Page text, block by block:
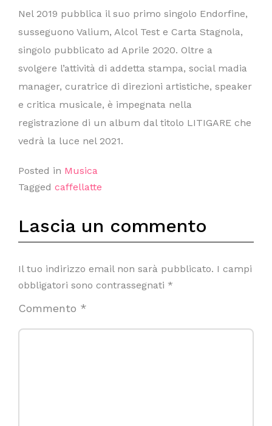
Nel 2019 pubblica il suo primo singolo Endorfine,
susseguono Valium, Alcol Test e Carta Stagnola,
singolo pubblicato ad Aprile 2020. Oltre a
svolgere l’attività di addetta stampa, social madia
manager, curatrice di direzioni artistiche, speaker
e critica musicale, è impegnata nella
registrazione di un album dal titolo LITIGARE che
vedrà la luce nel 2021.
Posted in Musica
Tagged caffellatte
Lascia un commento
Il tuo indirizzo email non sarà pubblicato. I campi
obbligatori sono contrassegnati *
Commento *